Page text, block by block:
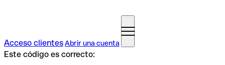
Acceso clientesAbrir una cuenta
Este código es correcto: